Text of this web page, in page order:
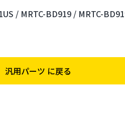
/ MRTC-BD919 / MRTC-
汎用パーツ に戻る